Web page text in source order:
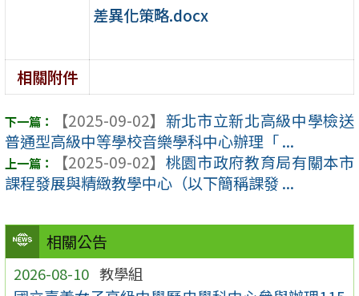
相關公告
2026-08-10 教學組
差異化策略.docx
相關附件
【2025-09-02】 新北市立新北高級中學檢送
普通型高級中等學校音樂學科中心辦理「 ...
【2025-09-02】 桃園市政府教育局有關本市
課程發展與精緻教學中心（以下簡稱課發 ...